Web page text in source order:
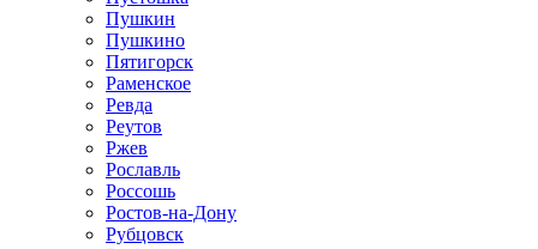
Пушкин
Пушкино
Пятигорск
Раменское
Ревда
Реутов
Ржев
Рославль
Россошь
Ростов-на-Дону
Рубцовск